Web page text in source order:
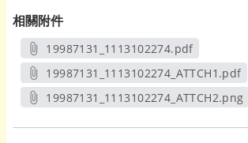
相關附件
19987131_1113102274.pdf
另開新視窗
19987131_1113102274_ATTCH1.pdf
另開新視窗
19987131_1113102274_ATTCH2.png